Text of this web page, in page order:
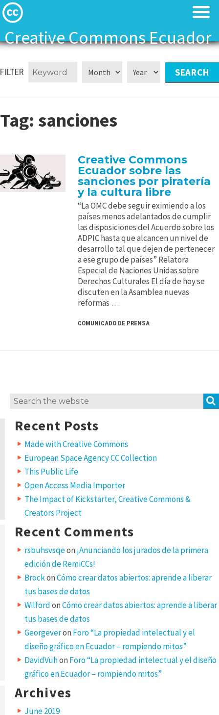
Creative Commons Ecuador
Contact
Contact
FILTER
Tag: sanciones
Creative Commons
Ecuador sobre las
sanciones por piratería
y la cultura libre
“La OMC debe seguir eximiendo a los
países menos adelantados de cumplir
las disposiciones del Acuerdo sobre los
ADPIC hasta que alcancen un nivel de
desarrollo tal que dejen de pertenecer
a ese grupo de países” Relatora
Especial de Naciones Unidas sobre
Derechos Culturales El día de hoy se
discuten en la Asamblea nuevas
reformas …
COMUNICADO DE PRENSA
Search
Recent Posts
Made with Creative Commons
European Space Agency CC Collection
This Public Life
Open Access Media Importer
The Impact of Kickstarter, Creative Commons &
Creators Project
Recent Comments
rsbuhsvsqeon ¡Anunciando los jurados de la primera
edición de RemiCCs!
BrockonCómo crear datos abiertos: aprende a liberar
tus bases de datos
WilfordonCómo crear datos abiertos: aprende a liberar
tus bases de datos
Georgeveron Foro “La propiedad intelectual y el
diseño gráfico en Ecuador – rompiendo mitos”
DavidVuhon Foro “La propiedad intelectual y el diseño
gráfico en Ecuador – rompiendo mitos”
Archives
June 2019